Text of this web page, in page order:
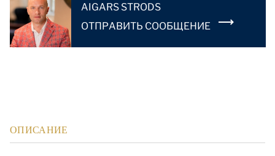
AIGARS STRODS
OТПРАВИТЬ СООБЩЕНИЕ
ОПИСАНИЕ